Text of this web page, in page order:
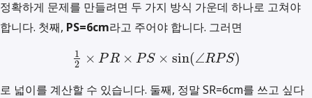
정확하게 문제를 만들려면 두 가지 방식 가운데 하나로 고쳐야
합니다. 첫째, PS=6cm라고 주어야 합니다. 그러면
1
2
× PR × PS × sin(∠RPS)
로 넓이를 계산할 수 있습니다. 둘째, 정말 SR=6cm를 쓰고 싶다